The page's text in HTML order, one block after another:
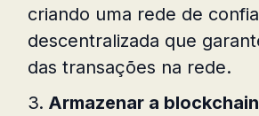
criando uma rede de
descentralizada que
das transações na rede.
Armazenar a blockchain